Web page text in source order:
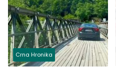
Crna Hronika